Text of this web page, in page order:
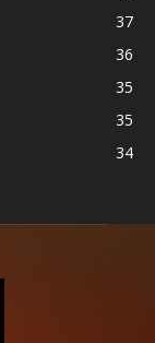
37
36
35
35
34